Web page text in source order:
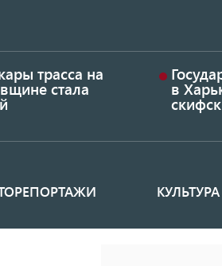
трасса на
стала в
КУЛЬТУРА